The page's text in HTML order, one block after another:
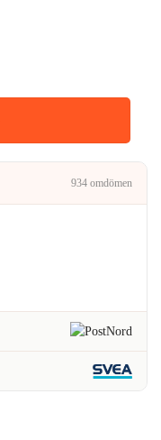
934 omdömen